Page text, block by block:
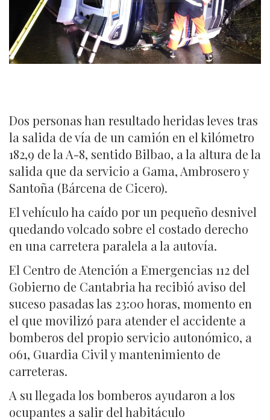
Dos personas han resultado heridas leves tras
la salida de vía de un camión en el kilómetro
182,9 de la A-8, sentido Bilbao, a la altura de la
salida que da servicio a Gama, Ambrosero y
Santoña (Bárcena de Cicero).
El vehículo ha caído por un pequeño desnivel
quedando volcado sobre el costado derecho
en una carretera paralela a la autovía.
El Centro de Atención a Emergencias 112 del
Gobierno de Cantabria ha recibió aviso del
suceso pasadas las 23:00 horas, momento en
el que movilizó para atender el accidente a
bomberos del propio servicio autonómico, a
061, Guardia Civil y mantenimiento de
carreteras.
A su llegada los bomberos ayudaron a los
ocupantes a salir del habitáculo